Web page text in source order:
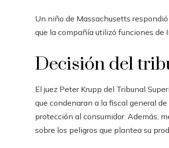
Un niño de Massachusetts
que la compañía utilizó funciones de
Decisión del
El juez Peter Krupp del Tribunal
que condenaran a la fiscal general
protección al consumidor. Además,
sobre los peligros que plantea su